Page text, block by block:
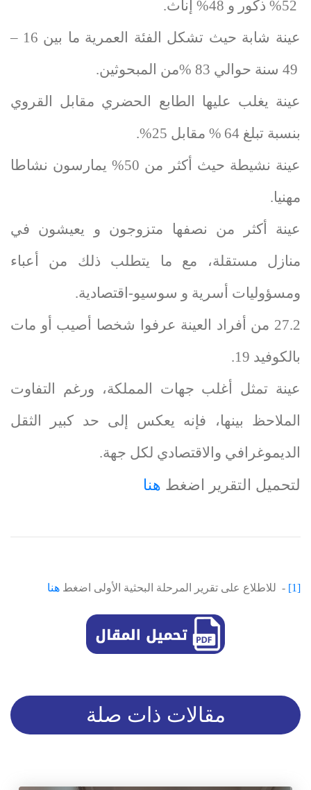
52
% ذكور و 48
% إناث.
عينة شابة حيث تشكل الفئة العمرية ما بين 16
–
49 سنة حوالي 83
%من المبحوثين.
عينة يغلب عليها الطابع الحضري مقابل القروي
بنسبة تبلغ 64
% مقابل 25
%
.
عينة نشيطة حيث أكثر من 50
%يمارسون نشاطا
مهنيا.
عينة أكثر من نصفها متزوجون و يعيشون في
منازل مستقلة، مع ما يتطلب ذلك من أعباء
ومسؤوليات أسرية و سوسيو-اقتصادية.
27.2
من أفراد العينة عرفوا شخصا أصيب أو مات
بالكوفيد 19
.
عينة تمثل أغلب جهات المملكة، ورغم التفاوت
الملاحظ بينها، فإنه يعكس إلى حد كبير الثقل
الديموغرافي والاقتصادي لكل جهة.
لتحميل التقرير اضغط هنا
[1] - للاطلاع على تقرير المرحلة البحثية الأولى اضغط هنا
مقالات ذات صلة